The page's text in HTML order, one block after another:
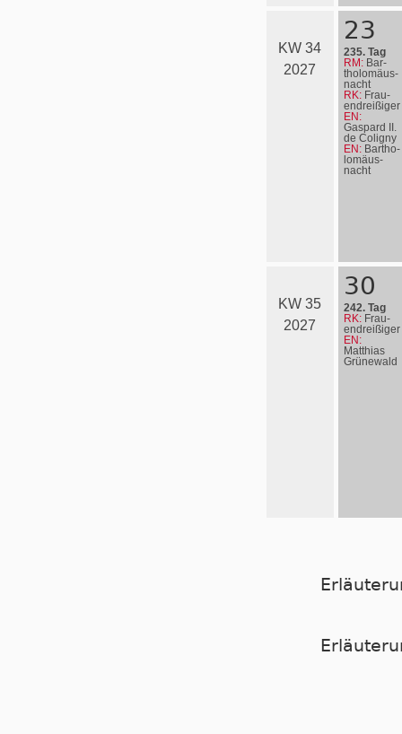
KW 34
2027
23
235. Tag
RM: Bar­
tho­lo­mä­us­
nacht
RK: Frau­
en­drei­ßi­ger
EN:
Gaspard II.
de Coligny
EN: Bartho­
lo­mä­us­
nacht
KW 35
2027
30
242. Tag
RK: Frau­
en­drei­ßi­ger
EN:
Matthias
Grünewald